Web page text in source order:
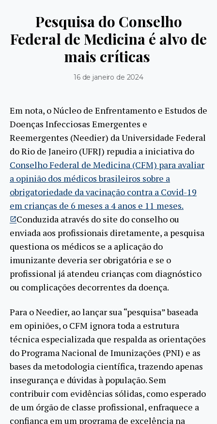
Pesquisa do Conselho
Federal de Medicina é alvo de
mais críticas
16 de janeiro de 2024
Em nota, o Núcleo de Enfrentamento e Estudos de
Doenças Infecciosas Emergentes e
Reemergentes (Needier) da Universidade Federal
do Rio de Janeiro (UFRJ) repudia a iniciativa do
Conselho Federal de Medicina (CFM) para avaliar
a opinião dos médicos brasileiros sobre a
obrigatoriedade da vacinação contra a Covid-19
em crianças de 6 meses a 4 anos e 11 meses.
Conduzida através do site do conselho ou
enviada aos profissionais diretamente, a pesquisa
questiona os médicos se a aplicação do
imunizante deveria ser obrigatória e se o
profissional já atendeu crianças com diagnóstico
ou complicações decorrentes da doença.
Para o Needier, ao lançar sua “pesquisa” baseada
em opiniões, o CFM ignora toda a estrutura
técnica especializada que respalda as orientações
do Programa Nacional de Imunizações (PNI) e as
bases da metodologia científica, trazendo apenas
insegurança e dúvidas à população. Sem
contribuir com evidências sólidas, como esperado
de um órgão de classe profissional, enfraquece a
confiança em um programa de excelência na